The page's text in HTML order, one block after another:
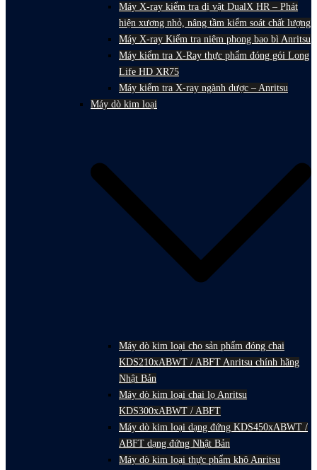
Máy X-ray kiểm tra dị vật DualX HR – Phát
hiện xương nhỏ, nâng tầm kiểm soát chất lượng
Máy X-ray Kiểm tra niêm phong bao bì Anritsu
Máy kiểm tra X-Ray thực phẩm đóng gói Long
Life HD XR75
Máy kiểm tra X-ray ngành dược – Anritsu
Máy dò kim loại
Máy dò kim loại cho sản phẩm đóng chai
KDS210xABWT / ABFT Anritsu chính hãng
Nhật Bản
Máy dò kim loại chai lọ Anritsu
KDS300xABWT / ABFT
Máy dò kim loại dạng đứng KDS450xABWT /
ABFT dạng đứng Nhật Bản
Máy dò kim loại thực phẩm khô Anritsu